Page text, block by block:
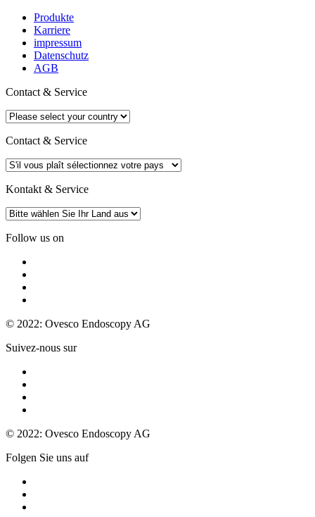
Produkte
Karriere
impressum
Datenschutz
AGB
Contact & Service
Contact & Service
Kontakt & Service
Follow us on
© 2022: Ovesco Endoscopy AG
Suivez-nous sur
© 2022: Ovesco Endoscopy AG
Folgen Sie uns auf